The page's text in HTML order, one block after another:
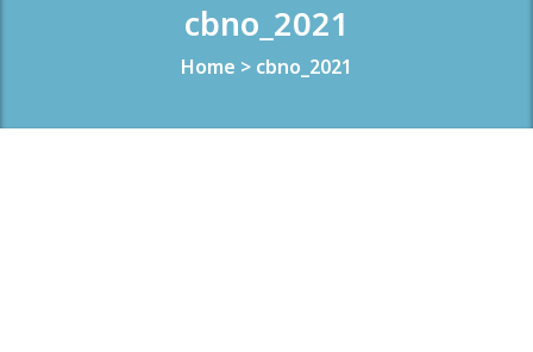
cbno_2021
Home > cbno_2021